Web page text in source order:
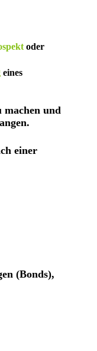
oder
eines
machen und
einer
(Bonds),